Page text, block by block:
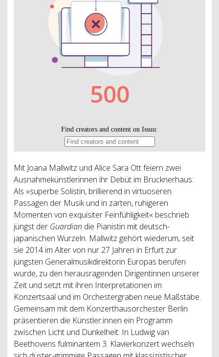
Mit Joana Mallwitz und Alice Sara Ott feiern zwei
Ausnahmekünstlerinnen ihr Debüt im Brucknerhaus:
Als »superbe Solistin, brillierend in virtuoseren
Passagen der Musik und in zarten, ruhigeren
Momenten von exquisiter Feinfühligkeit« beschrieb
jüngst der Guardian die Pianistin mit deutsch-
japanischen Wurzeln. Mallwitz gehört wiederum, seit
sie 2014 im Alter von nur 27 Jahren in Erfurt zur
jüngsten Generalmusikdirektorin Europas berufen
wurde, zu den herausragenden Dirigentinnen unserer
Zeit und setzt mit ihren Interpretationen im
Konzertsaal und im Orchestergraben neue Maßstäbe.
Gemeinsam mit dem Konzerthausorchester Berlin
präsentieren die Künstler:innen ein Programm
zwischen Licht und Dunkelheit: In Ludwig van
Beethovens fulminantem 3. Klavierkonzert wechseln